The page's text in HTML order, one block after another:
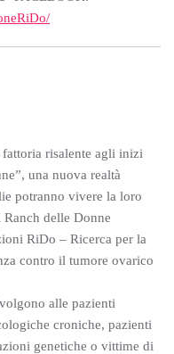
risalente agli inizi
una nuova realtà
potranno vivere la loro
delle Donne
RiDo – Ricerca per la
contro il tumore ovarico
alle pazienti
croniche, pazienti
genetiche o vittime di